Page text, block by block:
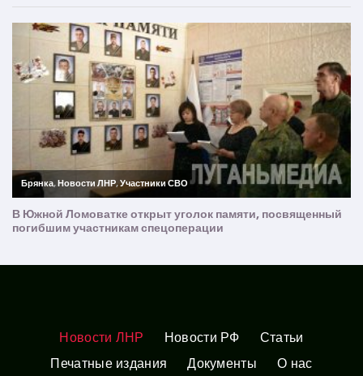
Новости ЛНР Новости РФ
Статьи
Печатные издания
Документы О нас